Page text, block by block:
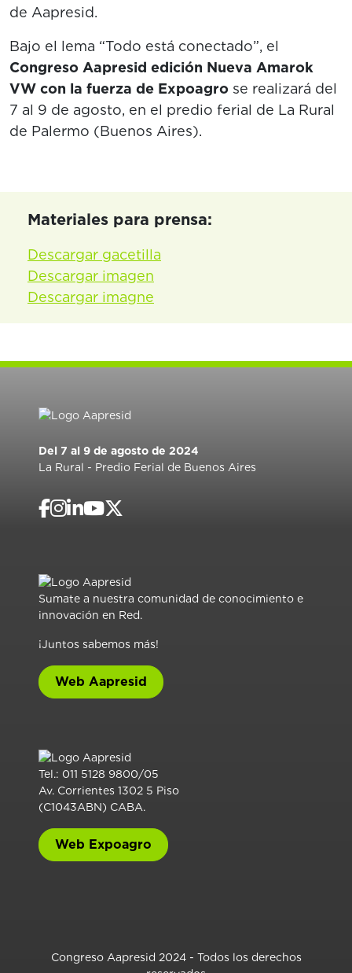
de Aapresid.
Bajo el lema “Todo está conectado”, el
Congreso Aapresid edición Nueva Amarok
VW con la fuerza de Expoagro se realizará del
7 al 9 de agosto, en el predio ferial de La Rural
de Palermo (Buenos Aires).
Materiales para prensa:
Descargar gacetilla
Descargar imagen
Descargar imagne
Del 7 al 9 de agosto de 2024
La Rural - Predio Ferial de Buenos Aires
Sumate a nuestra comunidad de conocimiento e
innovación en Red.
¡Juntos sabemos más!
Web Aapresid
Tel.: 011 5128 9800/05
Av. Corrientes 1302 5 Piso
(C1043ABN) CABA.
Web Expoagro
Congreso Aapresid 2024 - Todos los derechos